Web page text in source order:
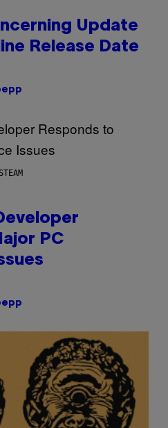
Update
Release Date
PC